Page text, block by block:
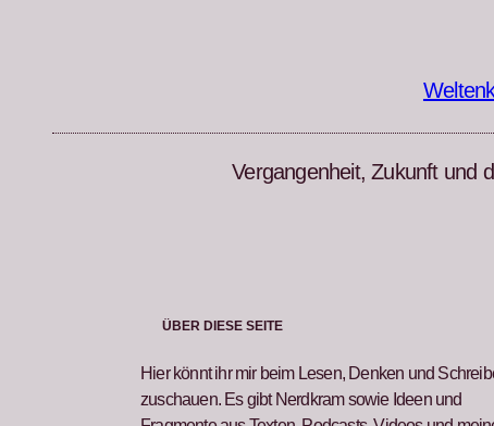
Vergangenheit, Zukunft und
ÜBER DIESE SEITE
Hier könnt ihr mir beim Lesen, Denken und
zuschauen. Es gibt Nerdkram sowie Ideen und